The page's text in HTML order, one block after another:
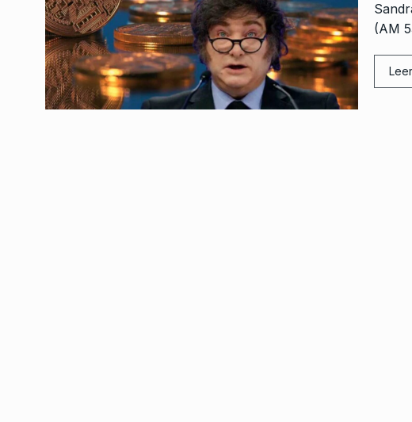
(AM
6
Diego Golombek: «Los países
más desarrollados son como
son porque…
ALERTA! 16 De Agosto De 2023